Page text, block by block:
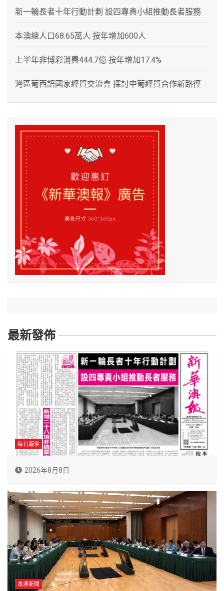
新一輪長者十年行動計劃 設四專責小組推動長者服務
本澳總人口68.65萬人 按年增加600人
上半年非博彩消費444.7億 按年增加17.4%
灣區葡西語國家經貿交流會 探討中葡經貿合作新路徑
最新發佈
每日報章
2026年8月8日
本澳新聞